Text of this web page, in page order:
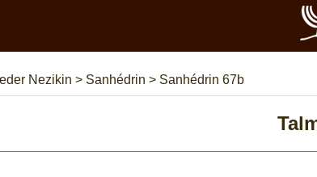
Nezikin > Sanhédrin > Sanhédrin 67b